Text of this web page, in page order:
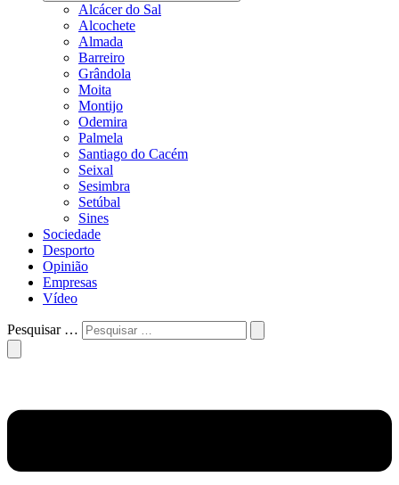
Alcácer do Sal
Alcochete
Almada
Barreiro
Grândola
Moita
Montijo
Odemira
Palmela
Santiago do Cacém
Seixal
Sesimbra
Setúbal
Sines
Sociedade
Desporto
Opinião
Empresas
Vídeo
Pesquisar …